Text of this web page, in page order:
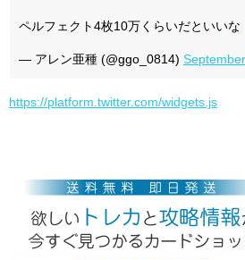
ペルフェクト4枚10万くらいだといいな
— アレン亜種 (@ggo_0814)
https://platform.twitter.com/widgets.js